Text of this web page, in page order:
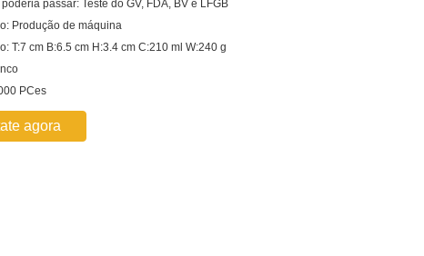
passar: Teste do GV, FDA, BV e LFGB
Produção de máquina
T:7 cm B:6.5 cm H:3.4 cm C:210 ml W:240 g
PCes
agora